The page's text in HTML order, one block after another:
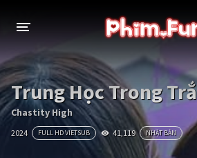
THỂ LOẠI
Thần thoại - Cổ trang Hành
Tâm lý Chiến
Trung Học Trong
Chastity High
2024 FULL HD VIETSUB 41,119 NHẬT BẢN